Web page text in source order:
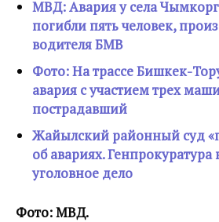
МВД: Авария у села
погибли пять человек,
водителя БМВ
Фото: На трассе Бишкек-
авария с участием трех
пострадавший
Жайылский районный суд
об авариях. Генпрокуратура
уголовное дело
Фото: МВД.